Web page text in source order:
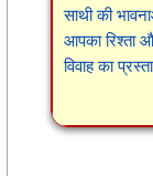
आमिर की